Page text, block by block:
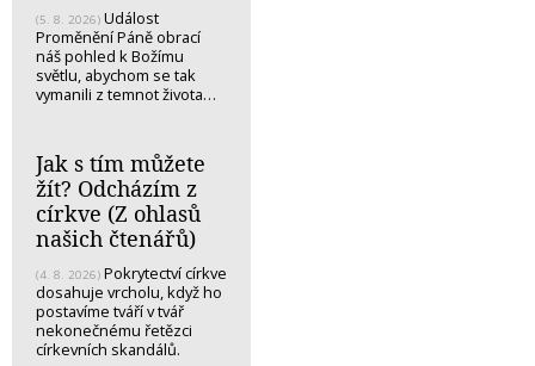
(5. 8. 2026) Událost
Proměnění Páně obrací
náš pohled k Božímu
světlu, abychom se tak
vymanili z temnot života…
Jak s tím můžete
žít? Odcházím z
církve (Z ohlasů
našich čtenářů)
(4. 8. 2026) Pokrytectví církve
dosahuje vrcholu, když ho
postavíme tváří v tvář
nekonečnému řetězci
církevních skandálů.